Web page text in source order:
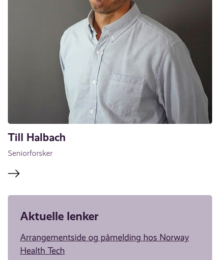
Till Halbach
Seniorforsker
Aktuelle lenker
Arrangementside og påmelding hos Norway
Health Tech